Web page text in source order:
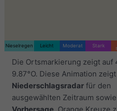
Nieselregen Leicht Moderat Stark
Die Ortsmarkierung zeigt auf
9.87°O. Diese Animation
Niederschlagsradar für den
ausgewählten Zeitraum